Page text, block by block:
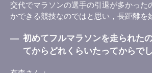
交代でマラソンの選手の引退が多かった
かできる競技なのではと思い，長距離を
― 初めてフルマラソンを走られた
てからどれくらいたってからでし